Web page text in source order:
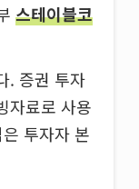
스테이블코
. 증권 투자
자료로 사용
투자자 본